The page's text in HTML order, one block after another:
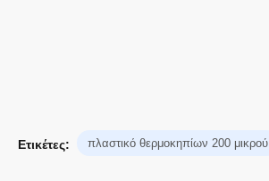
Ετικέτες: πλαστικό θερμοκηπίων 200 μικρού